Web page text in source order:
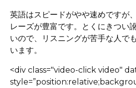
英語はスピードがやや速めですが
レーズが豊富です。とくにきつい
いので、リスニングが苦手な人で
います。
<div class="video-click video"